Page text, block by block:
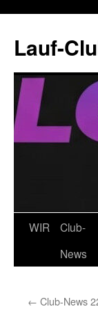
springen
Lauf-
WIR
Club-
News
← Club-News